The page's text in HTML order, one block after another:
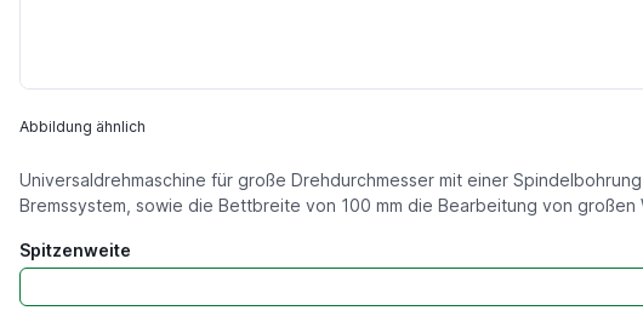
Abbildung ähnlich
Universaldrehmaschine für große Drehdurchmesser mit einer
Bremssystem, sowie die Bettbreite von 100 mm die Bearbeitung von
Spitzenweite